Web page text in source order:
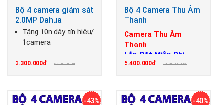
Bộ 4 camera giám sát
2.0MP Dahua
Tặng 10n dây tín hiệu/
1camera
3.300.000đ 6.300.000đ
Bộ 4 Camera Thu Âm
Thanh
Camera Thu Âm
Thanh
Lắp Đặt Miễn Phí
5.400.000đ 11.200.000đ
-43% -40%